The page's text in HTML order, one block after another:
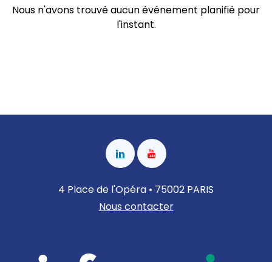
Nous n'avons trouvé aucun événement planifié pour
l'instant.
4 Place de l'Opéra • 75002 PARIS
Nous contacter